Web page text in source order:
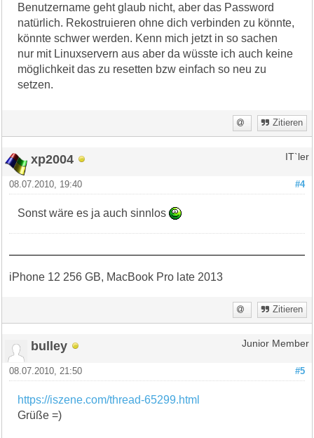
Benutzername geht glaub nicht, aber das Password
natürlich. Rekostruieren ohne dich verbinden zu könnte,
könnte schwer werden. Kenn mich jetzt in so sachen
nur mit Linuxservern aus aber da wüsste ich auch keine
möglichkeit das zu resetten bzw einfach so neu zu
setzen.
Zitieren
xp2004 IT`ler
#4
08.07.2010, 19:40
Sonst wäre es ja auch sinnlos
iPhone 12 256 GB, MacBook Pro late 2013
Zitieren
bulley Junior Member
#5
08.07.2010, 21:50
https://iszene.com/thread-65299.html
Grüße =)